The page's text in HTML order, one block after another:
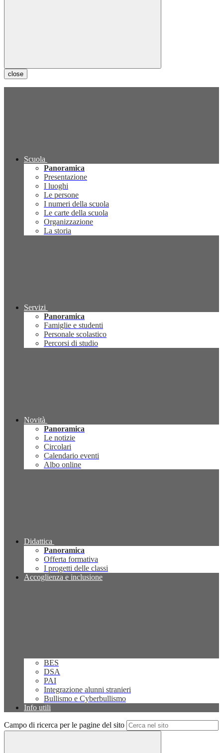
close
Scuola
Panoramica
Presentazione
I luoghi
Le persone
I numeri della scuola
Le carte della scuola
Organizzazione
La storia
Servizi
Panoramica
Famiglie e studenti
Personale scolastico
Percorsi di studio
Novità
Panoramica
Le notizie
Circolari
Calendario eventi
Albo online
Didattica
Panoramica
Offerta formativa
I progetti delle classi
Accoglienza e inclusione
BES
DSA
PAI
Integrazione alunni stranieri
Bullismo e Cyberbullismo
Info utili
Campo di ricerca per le pagine del sito